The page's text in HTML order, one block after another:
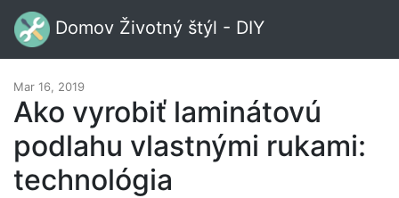
Domov Životný štýl - DIY
Mar 16, 2019
Ako vyrobiť laminátovú
podlahu vlastnými rukami:
technológia